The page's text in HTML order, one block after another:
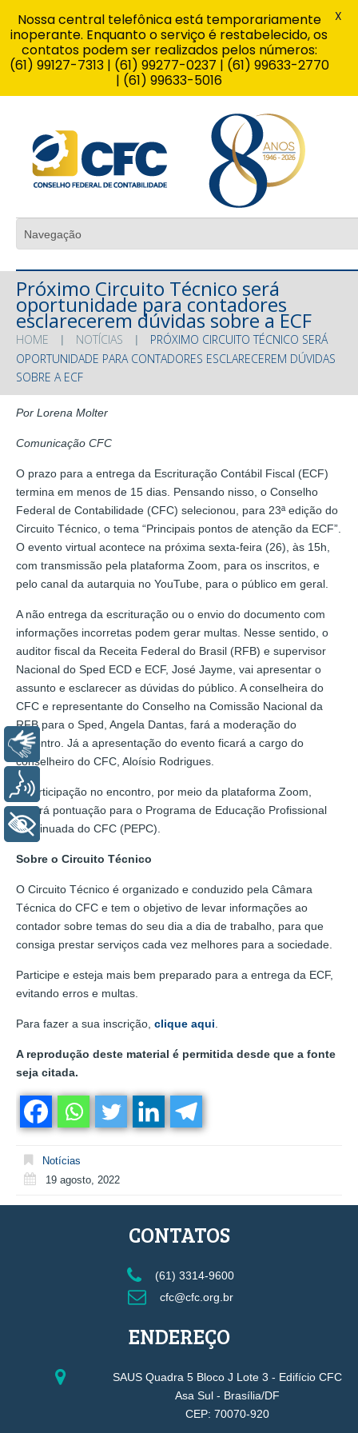
Próximo Circuito Técnico será
oportunidade para contadores
esclarecerem dúvidas sobre a ECF
HOME NOTÍCIAS
PRÓXIMO CIRCUITO TÉCNICO SERÁ
OPORTUNIDADE PARA CONTADORES ESCLARECEREM DÚVIDAS
SOBRE A ECF
Por Lorena Molter
Comunicação CFC
O prazo para a entrega da Escrituração Contábil Fiscal (ECF)
termina em menos de 15 dias. Pensando nisso, o Conselho
Federal de Contabilidade (CFC) selecionou, para 23ª edição do
Circuito Técnico, o tema “Principais pontos de atenção da ECF”.
O evento virtual acontece na próxima sexta-feira (26), às 15h,
com transmissão pela plataforma Zoom, para os inscritos, e
pelo canal da autarquia no YouTube, para o público em geral.
A não entrega da escrituração ou o envio do documento com
informações incorretas podem gerar multas. Nesse sentido, o
auditor fiscal da Receita Federal do Brasil (RFB) e supervisor
Nacional do Sped ECD e ECF, José Jayme, vai apresentar o
assunto e esclarecer as dúvidas do público. A conselheira do
CFC e representante do Conselho na Comissão Nacional da
RFB para o Sped, Angela Dantas, fará a moderação do
encontro. Já a apresentação do evento ficará a cargo do
conselheiro do CFC, Aloísio Rodrigues.
A participação no encontro, por meio da plataforma Zoom,
gerará pontuação para o Programa de Educação Profissional
Continuada do CFC (PEPC).
Sobre o Circuito Técnico
O Circuito Técnico é organizado e conduzido pela Câmara
Técnica do CFC e tem o objetivo de levar informações ao
contador sobre temas do seu dia a dia de trabalho, para que
consiga prestar serviços cada vez melhores para a sociedade.
Participe e esteja mais bem preparado para a entrega da ECF,
evitando erros e multas.
Para fazer a sua inscrição, clique aqui
A reprodução deste material é permitida desde que a fonte
seja citada.
Notícias
19 agosto, 2022
CONTATOS
(61) 3314-9600
cfc@cfc.org.br
ENDEREÇO
SAUS Quadra 5 Bloco J Lote 3 - Edifício CFC
Asa Sul - Brasília/DF
CEP: 70070-920
Nossa central telefônica está temporariamente
inoperante. Enquanto o serviço é restabelecido, os
contatos podem ser realizados pelos números:
(61) 99127-7313 | (61) 99277-0237 | (61) 99633-2770
| (61) 99633-5016
X
Libras
+ Acessibilidade